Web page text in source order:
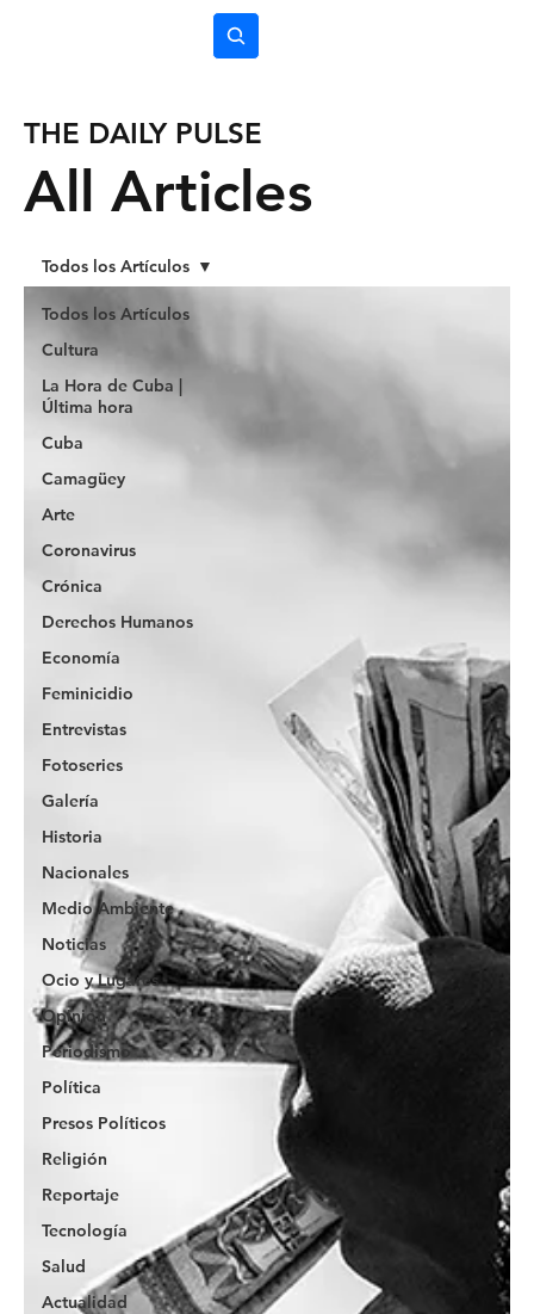
All Articles
THE DAILY PULSE
Todos los Artículos
Cultura
La Hora de Cuba |
Última hora
Cuba
Camagüey
Arte
Coronavirus
Crónica
Derechos Humanos
Economía
Feminicidio
Entrevistas
Fotoseries
Galería
Historia
Nacionales
Medio Ambiente
Noticias
Ocio y Lugares
Opinión
Periodismo
Política
Presos Políticos
Religión
Reportaje
Tecnología
Salud
Actualidad
Todos los Artículos